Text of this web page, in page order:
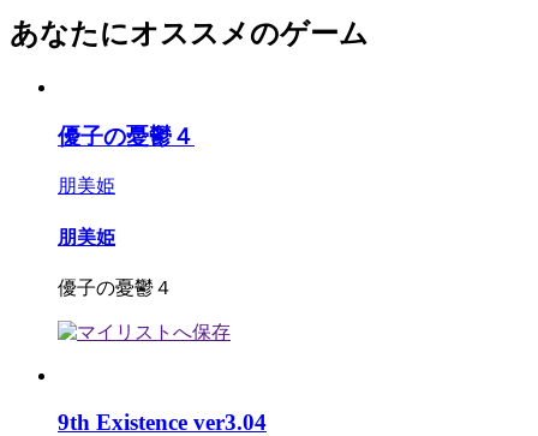
あなたにオススメのゲーム
優子の憂鬱４
朋美姫
朋美姫
優子の憂鬱４
9th Existence ver3.04